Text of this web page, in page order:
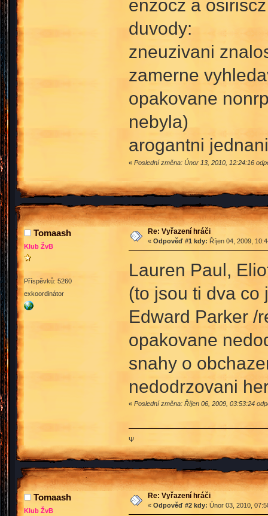
enzocz a osiriscz
duvody:
zneuzivani
zamerne
opakovane
nebyla)
arogantni
« Poslední změna: Únor 13, 2010, 12:24:16
Tomaash
Klub ŽvB
Příspěvků: 5260
exkoordinátor
Re: Vyřazení hráči
« Odpověď #1 kdy: Říjen 04, 2009,
Lauren Paul,
(to jsou ti dva co
Edward Parker /
opakovane
snahy o
nedodrzovani
« Poslední změna: Říjen 06, 2009, 03:53:24
Ψ
Tomaash
Klub ŽvB
Re: Vyřazení hráči
« Odpověď #2 kdy: Únor 03, 2010,